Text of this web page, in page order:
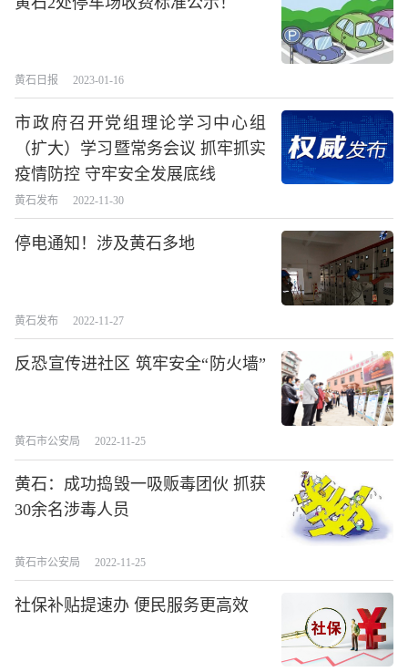
黄石日报 2023-01-16
市政府召开党组理论学习中心组
（扩大）学习暨常务会议 抓牢抓实
疫情防控 守牢安全发展底线
黄石发布 2022-11-30
停电通知！涉及黄石多地
黄石发布 2022-11-27
反恐宣传进社区 筑牢安全“防火墙”
黄石市公安局 2022-11-25
黄石：成功捣毁一吸贩毒团伙 抓获
30余名涉毒人员
黄石市公安局 2022-11-25
社保补贴提速办 便民服务更高效